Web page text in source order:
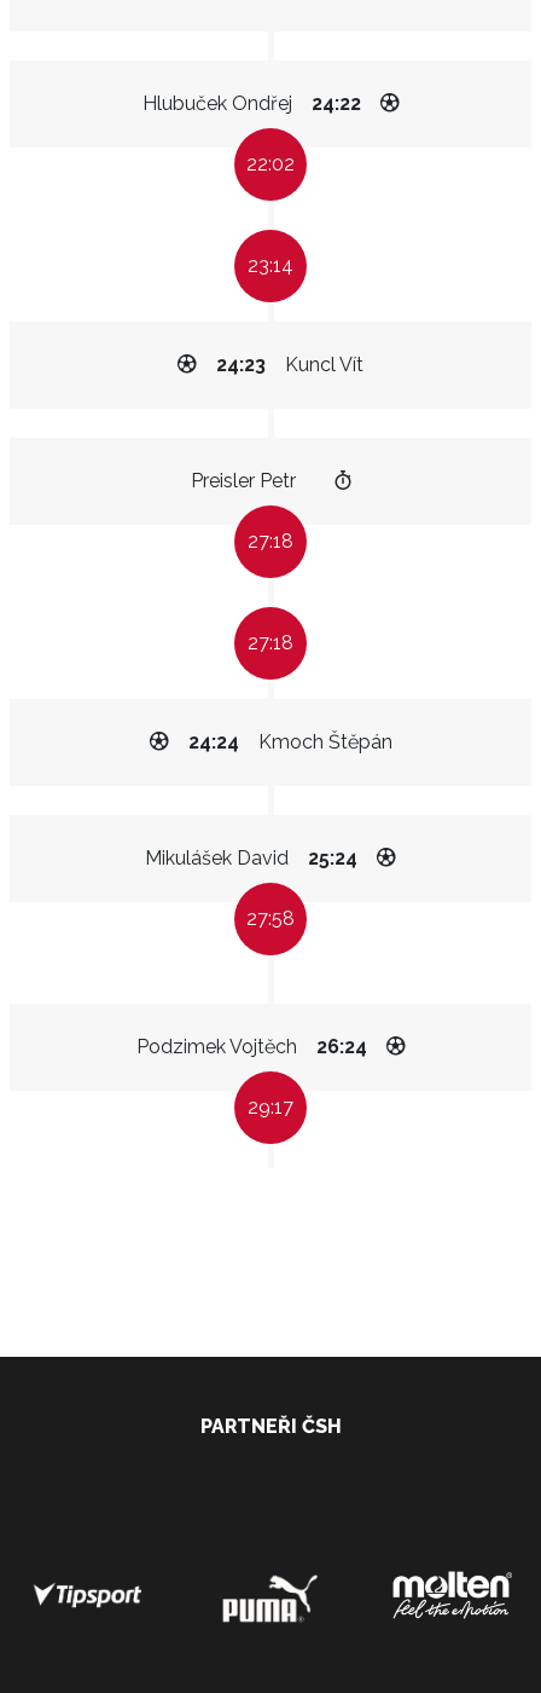
Hlubuček Ondřej 24:22
22:02
23:14
Kuncl Vít
24:23
Preisler Petr
27:18
27:18
Kmoch Štěpán
24:24
Mikulášek David 25:24
27:58
Podzimek Vojtěch 26:24
29:17
PARTNEŘI ČSH